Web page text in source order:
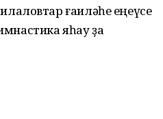
ғаиләһе еңеүсе
яһау ҙа